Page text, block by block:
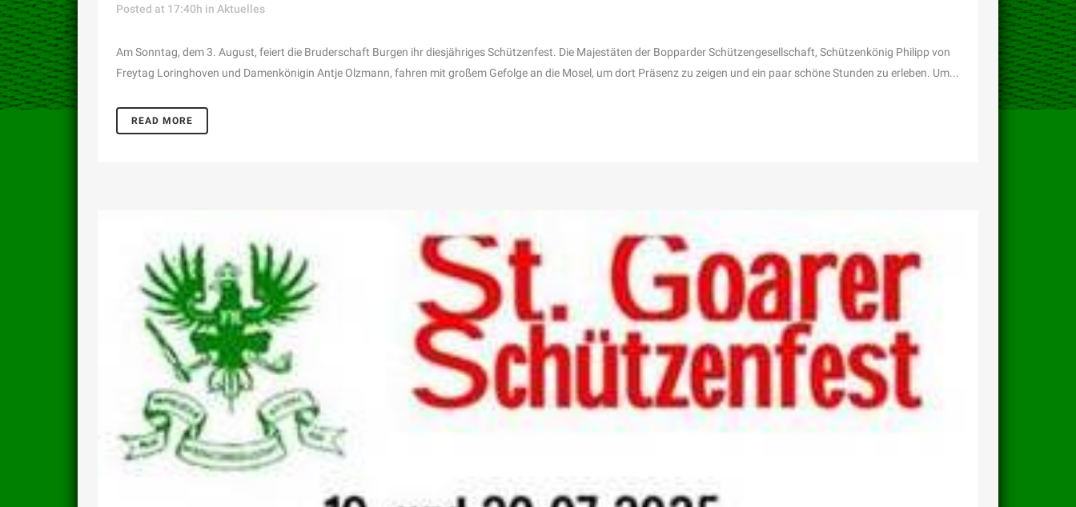
Posted at 17:40h in Aktuelles
Am Sonntag, dem 3. August, feiert die Bruderschaft Burgen ihr diesjähriges Schützenfest. Die Majestäten der Bopparder Schützengesellschaft, Schützenkönig Philipp von
Freytag Loringhoven und Damenkönigin Antje Olzmann, fahren mit großem Gefolge an die Mosel, um dort Präsenz zu zeigen und ein paar schöne Stunden zu erleben. Um...
READ MORE